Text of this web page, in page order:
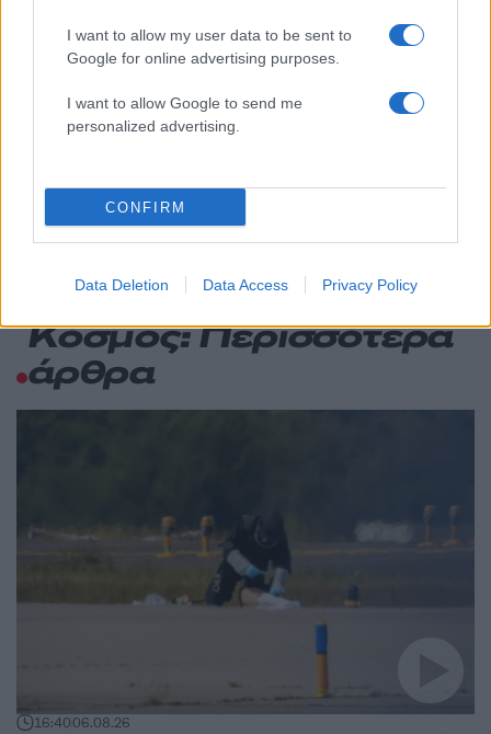
I want to allow my user data to be sent to
Google for online advertising purposes.
I want to allow Google to send me
personalized advertising.
CONFIRM
Data Deletion Data Access Privacy Policy
τις φωτιές σε Αττική και Βοιωτία: «Από τα
ισχυρότερα επεισόδια των τελευταίων 50
χρόνων»
Κρανίου τόπος το Πόρτο Γερμενό μετά το
καταστροφικό πέρασμα της φωτιάς –
Ξεκίνησε η αυτοψία στα καμένα σπίτια
Hermès και Rolex αξίας 75.000 ευρώ από
Ουκρανό τουρίστα
Κόσμος: Περισσότερα
άρθρα
16:4006.08.26